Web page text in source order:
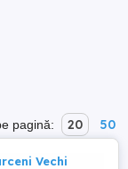
pagină: 20 50
Vechi